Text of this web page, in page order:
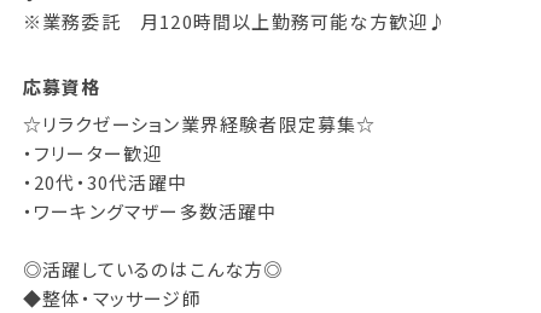
※業務委託 月120時間以上勤務可能な方歓迎♪
応募資格
☆リラクゼーション業界経験者限定募集☆
・フリーター歓迎
・20代・30代活躍中
・ワーキングマザー多数活躍中
◎活躍しているのはこんな方◎
◆整体・マッサージ師